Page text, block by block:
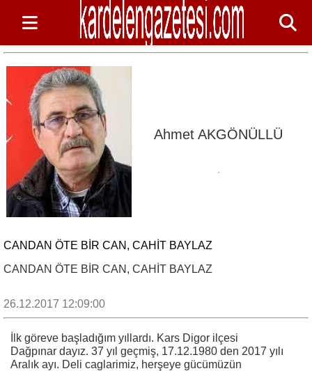
Ahmet AKGÖNÜLLÜ
CANDAN ÖTE BİR CAN, CAHİT BAYLAZ
CANDAN ÖTE BİR CAN, CAHİT BAYLAZ
26.12.2017 12:09:00
İlk göreve başladığım yıllardı. Kars Digor ilçesi
Dağpınar dayız. 37 yıl geçmiş, 17.12.1980 den 2017 yılı
Aralık ayı. Deli caglarimiz, herşeye gücümüzün